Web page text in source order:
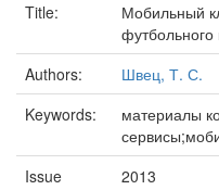
Title:
Мобильный
Authors:
Швец, Т. С.
Keywords:
материалы
Issue
2013